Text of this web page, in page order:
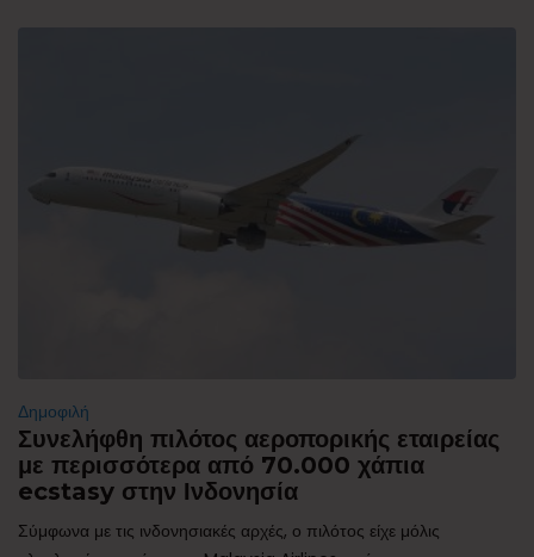
Δημοφιλή
Συνελήφθη πιλότος αεροπορικής εταιρείας
με περισσότερα από 70.000 χάπια
ecstasy στην Ινδονησία
Σύμφωνα με τις ινδονησιακές αρχές, ο πιλότος είχε μόλις